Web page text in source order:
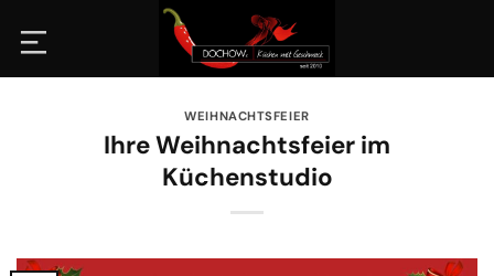
Inhalt
WEIHNACHTSFEIER
Ihre Weihnachtsfeier im
Küchenstudio